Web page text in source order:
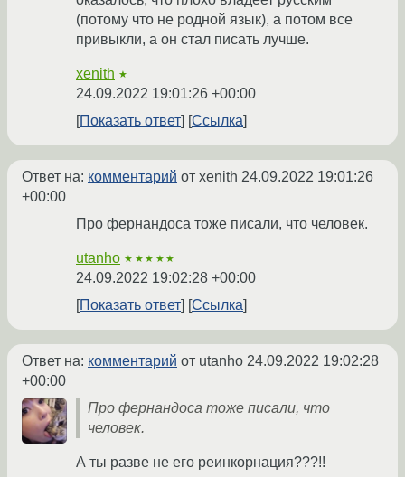
(потому что не родной язык), а потом все
привыкли, а он стал писать лучше.
xenith ★
24.09.2022 19:01:26 +00:00
Показать ответ
Ссылка
Ответ на: комментарий от xenith 24.09.2022 19:01:26
+00:00
Про фернандоса тоже писали, что человек.
utanho ★★★★★
24.09.2022 19:02:28 +00:00
Показать ответ
Ссылка
Ответ на: комментарий от utanho 24.09.2022 19:02:28
+00:00
Про фернандоса тоже писали, что
человек.
А ты разве не его реинкорнация???!!